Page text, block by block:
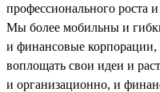
профессионального роста
Мы более мобильны и
и финансовые корпорации,
воплощать свои идеи и
и организационно, и